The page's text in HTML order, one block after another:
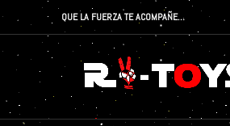
QUE LA FUERZA TE ACOMPAÑE…